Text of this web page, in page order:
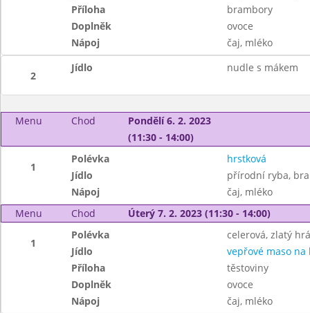
Příloha
brambory
Doplněk
ovoce
Nápoj
čaj, mléko
2
Jídlo nudle s mákem
Menu Chod
Pondělí 6. 2. 2023
(11:30 - 14:00)
1
Polévka
hrstková
Jídlo
přírodní ryba,
Nápoj
čaj, mléko
Menu
Chod Úterý 7. 2. 2023 (11:30 - 14:00)
1
Polévka
celerová, zlatý
Jídlo
vepřové maso na
Příloha
těstoviny
Doplněk
ovoce
Nápoj
čaj, mléko